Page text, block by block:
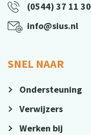
(0544) 37 11 30
info@sius.nl
SNEL NAAR
Ondersteuning
Verwijzers
Werken bij